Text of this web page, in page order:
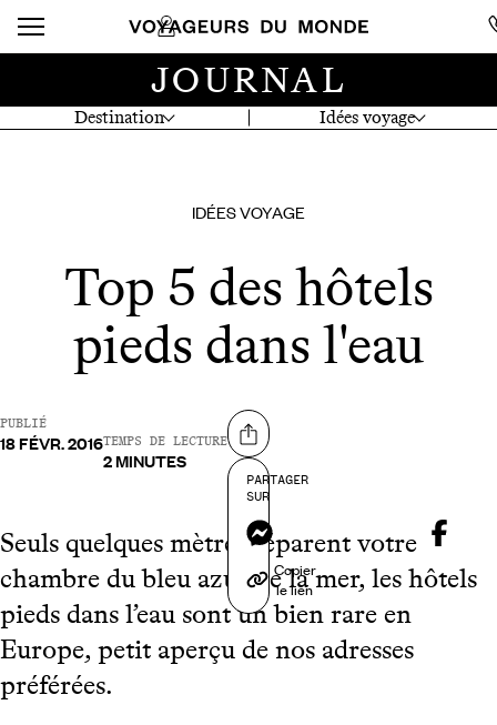
Destination Idées voyage
JOURNAL
IDÉES VOYAGE
Top 5 des hôtels
pieds dans l'eau
PUBLIÉ
18 FÉVR. 2016TEMPS DE LECTURE
2 MINUTES
Partager sur
PARTAGER
SUR
Messenger
Copier
le lien
Seuls quelques mètres séparent votre
chambre du bleu azur de la mer, les hôtels
pieds dans l’eau sont un bien rare en
Europe, petit aperçu de nos adresses
préférées.